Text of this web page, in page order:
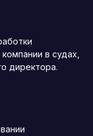
в судах,
директора.